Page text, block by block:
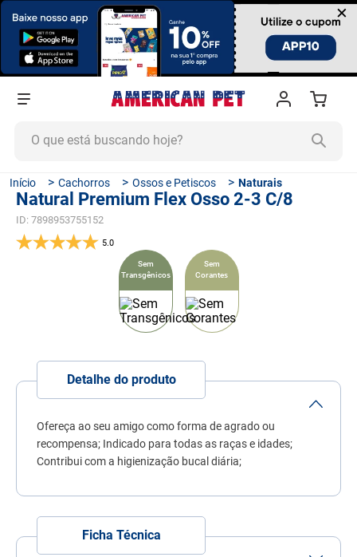
×
Cachorros Ossos e Petiscos Naturais
Natural Premium Flex Osso 2-3 C/8
ID: 7898953755152
5.0
Sem
Transgênicos
Sem
Corantes
Detalhe do produto
Ofereça ao seu amigo como forma de agrado ou
recompensa; Indicado para todas as raças e idades;
Contribui com a higienização bucal diária;
Ficha Técnica
TERMOS MAIS BUSCADOS
1º
ração cachorro
tapete higiênico
5º
ração
8º
sachê gato
9º
ração úmida
ração premier